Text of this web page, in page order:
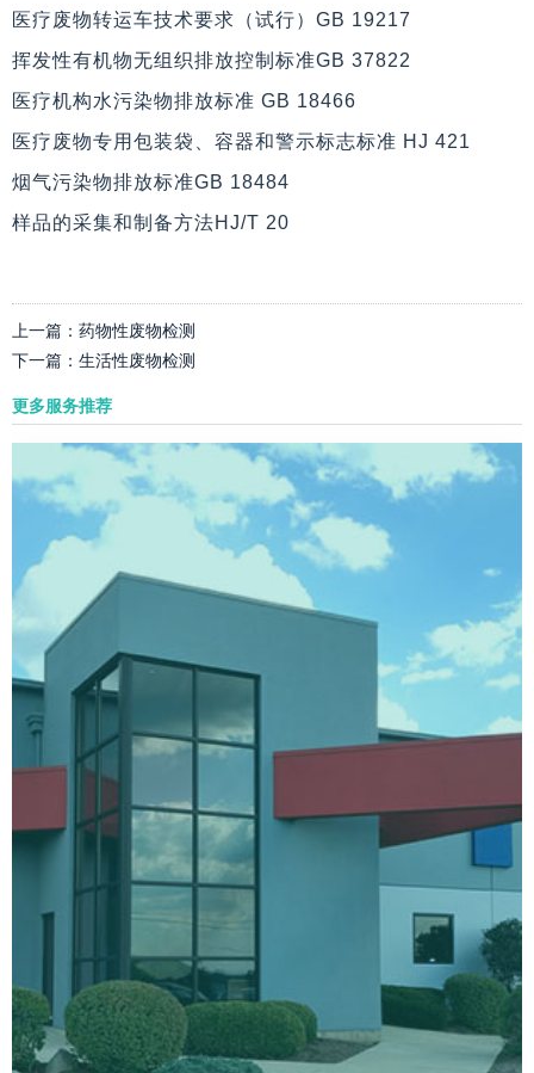
医疗废物转运车技术要求（试行）GB 19217
挥发性有机物无组织排放控制标准GB 37822
医疗机构水污染物排放标准 GB 18466
医疗废物专用包装袋、容器和警示标志标准 HJ 421
烟气污染物排放标准GB 18484
样品的采集和制备方法HJ/T 20
上一篇： 药物性废物检测
下一篇： 生活性废物检测
更多服务推荐